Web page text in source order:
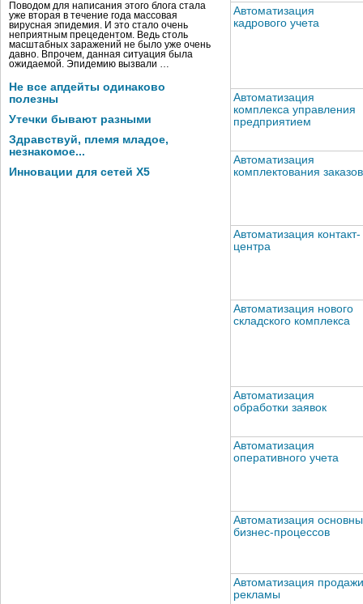
Поводом для написания этого блога стала
уже вторая в течение года массовая
вирусная эпидемия. И это стало очень
неприятным прецедентом. Ведь столь
масштабных заражений не было уже очень
давно. Впрочем, данная ситуация была
ожидаемой. Эпидемию вызвали …
Не все апдейты одинаково
полезны
Утечки бывают разными
Здравствуй, племя младое,
незнакомое...
Инновации для сетей X5
Автоматизация
кадрового учета
Автоматизация
комплекса управления
предприятием
Автоматизация
комплектования заказов
Автоматизация контакт-
центра
Автоматизация нового
складского комплекса
Автоматизация
обработки заявок
Автоматизация
оперативного учета
Автоматизация
бизнес-процессов
Автоматизация продажи
рекламы